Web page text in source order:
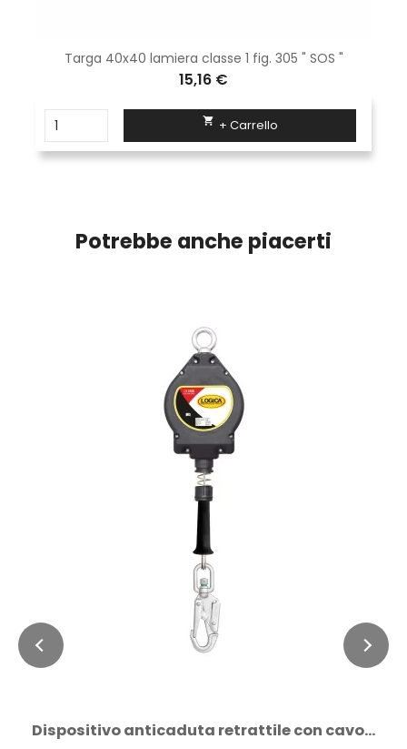
Targa 40x40 lamiera classe 1 fig. 305 " SOS "
15,16 €
 + Carrello
Potrebbe anche piacerti
Dispositivo anticaduta retrattile con cavo...